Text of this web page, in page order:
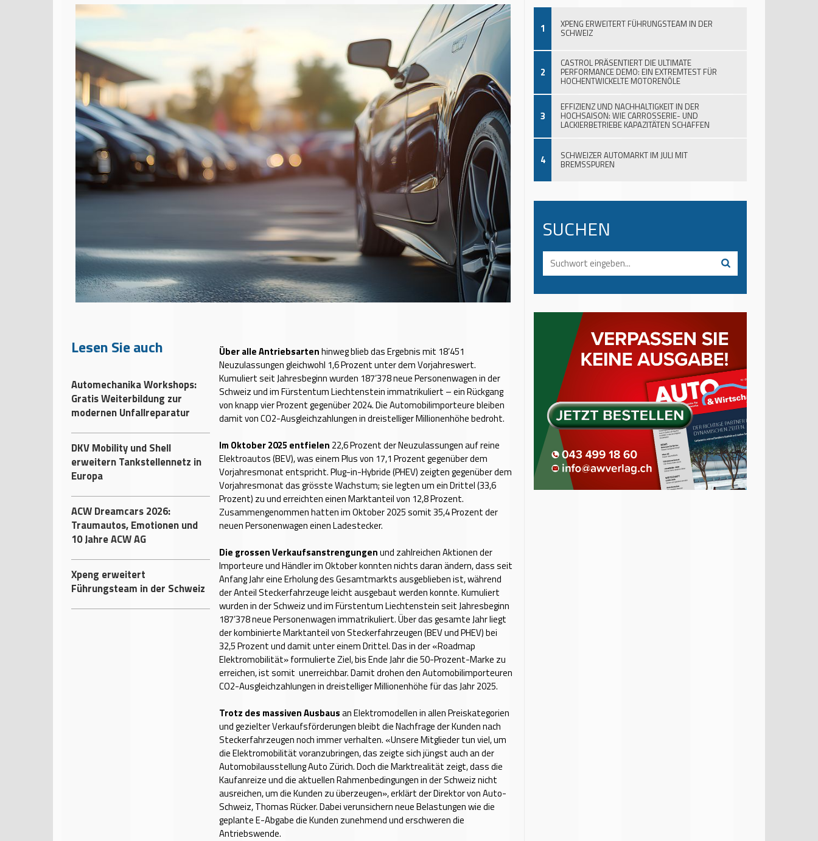
Lesen Sie auch
Automechanika Workshops:
Gratis Weiterbildung zur
modernen Unfallreparatur
DKV Mobility und Shell
erweitern Tankstellennetz in
Europa
ACW Dreamcars 2026:
Traumautos, Emotionen und
10 Jahre ACW AG
Xpeng erweitert
Führungsteam in der Schweiz
Über alle Antriebsartenhinweg blieb das Ergebnis mit 18’451
Neuzulassungen gleichwohl 1,6 Prozent unter dem Vorjahreswert.
Kumuliert seit Jahresbeginn wurden 187’378 neue Personenwagen in der
Schweiz und im Fürstentum Liechtenstein immatrikuliert – ein Rückgang
von knapp vier Prozent gegenüber 2024. Die Automobilimporteure bleiben
damit von CO2-Ausgleichzahlungen in dreistelliger Millionenhöhe bedroht.
Im Oktober 2025 entfielen 22,6 Prozent der Neuzulassungen auf reine
Elektroautos (BEV), was einem Plus von 17,1 Prozent gegenüber dem
Vorjahresmonat entspricht. Plug-in-Hybride (PHEV) zeigten gegenüber dem
Vorjahresmonat das grösste Wachstum; sie legten um ein Drittel (33,6
Prozent) zu und erreichten einen Marktanteil von 12,8 Prozent.
Zusammengenommen hatten im Oktober 2025 somit 35,4 Prozent der
neuen Personenwagen einen Ladestecker.
Die grossen Verkaufsanstrengungenund zahlreichen Aktionen der
Importeure und Händler im Oktober konnten nichts daran ändern, dass seit
Anfang Jahr eine Erholung des Gesamtmarkts ausgeblieben ist, während
der Anteil Steckerfahrzeuge leicht ausgebaut werden konnte. Kumuliert
wurden in der Schweiz und im Fürstentum Liechtenstein seit Jahresbeginn
187’378 neue Personenwagen immatrikuliert. Über das gesamte Jahr liegt
der kombinierte Marktanteil von Steckerfahrzeugen (BEV und PHEV) bei
32,5 Prozent und damit unter einem Drittel. Das in der «Roadmap
Elektromobilität» formulierte Ziel, bis Ende Jahr die 50-Prozent-Marke zu
erreichen, ist somit unerreichbar. Damit drohen den Automobilimporteuren
CO2-Ausgleichzahlungen in dreistelliger Millionenhöhe für das Jahr 2025.
Trotz des massiven Ausbausan Elektromodellen in allen Preiskategorien
und gezielter Verkaufsförderungen bleibt die Nachfrage der Kunden nach
Steckerfahrzeugen noch immer verhalten. «Unsere Mitglieder tun viel, um
die Elektromobilität voranzubringen, das zeigte sich jüngst auch an der
Automobilausstellung Auto Zürich. Doch die Marktrealität zeigt, dass die
Kaufanreize und die aktuellen Rahmenbedingungen in der Schweiz nicht
ausreichen, um die Kunden zu überzeugen», erklärt der Direktor von Auto-
Schweiz, Thomas Rücker. Dabei verunsichern neue Belastungen wie die
geplante E-Abgabe die Kunden zunehmend und erschweren die
Antriebswende.
1 XPENG ERWEITERT FÜHRUNGSTEAM IN DER
SCHWEIZ
2
CASTROL PRÄSENTIERT DIE ULTIMATE
PERFORMANCE DEMO: EIN EXTREMTEST FÜR
HOCHENTWICKELTE MOTORENÖLE
3
EFFIZIENZ UND NACHHALTIGKEIT IN DER
HOCHSAISON: WIE CARROSSERIE- UND
LACKIERBETRIEBE KAPAZITÄTEN SCHAFFEN
4 SCHWEIZER AUTOMARKT IM JULI MIT
BREMSSPUREN
SUCHEN